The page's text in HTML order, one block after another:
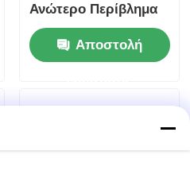
Ανώτερο Περίβλημα
Κινητήρα από
Ατσάλι,
Βελτιστοποιημένη
Αποστολή